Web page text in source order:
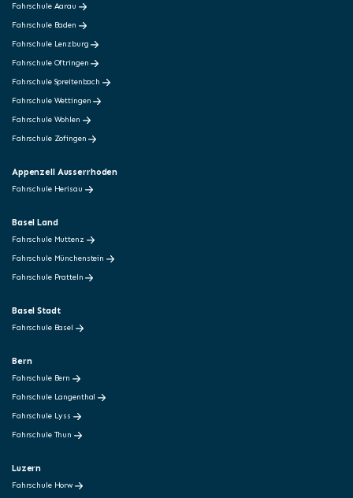
Fahrschule Aarau
Fahrschule Baden
Fahrschule Lenzburg
Fahrschule Oftringen
Fahrschule Spreitenbach
Fahrschule Wettingen
Fahrschule Wohlen
Fahrschule Zofingen
Appenzell Ausserrhoden
Fahrschule Herisau
Basel Land
Fahrschule Muttenz
Fahrschule Münchenstein
Fahrschule Pratteln
Basel Stadt
Fahrschule Basel
Bern
Fahrschule Bern
Fahrschule Langenthal
Fahrschule Lyss
Fahrschule Thun
Luzern
Fahrschule Horw